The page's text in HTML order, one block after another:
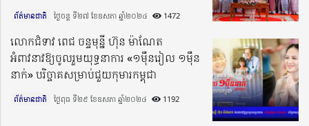
ព័ត៌មានជាតិ ថ្ងៃចន្ទ ទី២៧ ខែឧសភា ឆ្នាំ២០២៤​ 1472
លោកជំទាវ ពេជ ចន្ទមុន្នី ហ៊ុន ម៉ាណែត
អំពាវនាវឱ្យចូលរួមយុទ្ធនាការ «១ម៉ឺនរៀល ១ម៉ឺន
នាក់» បរិច្ចាគសម្រាប់ជួយកុមារកម្ពុជា
ព័ត៌មានជាតិ ថ្ងៃពុធ ទី២៩ ខែឧសភា ឆ្នាំ២០២៤​ 1192